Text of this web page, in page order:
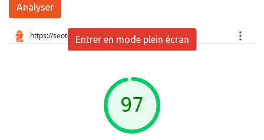
Analyser
Entrer en mode plein écran